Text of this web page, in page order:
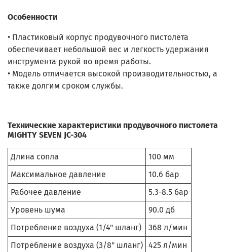
Особенности
• Пластиковый корпус продувочного пистолета
обеспечивает небольшой вес и легкость удержания
инструмента рукой во время работы.
• Модель отличается высокой производительностью, а
также долгим сроком службы.
Технические характеристики продувочного пистолета
MIGHTY SEVEN JC-304
Длина сопла
100 мм
Максимальное давление
10.6 бар
Рабочее давление
5.3-8.5 бар
Уровень шума
90.0 дб
Потребление воздуха (1/4" шланг)
368 л/мин
Потребление воздуха (3/8" шланг) 425 л/мин